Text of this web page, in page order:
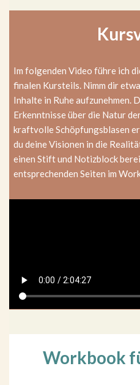
Im folgenden Video führe ich
finalen Kursteils. Nimm dir
Inhalte in Ruhe aufzunehmen.
Erkenntnisse über die Natur
kraftvolle Schöpfungsblasen
du deine Visionen in die
einen Stift und Notizblock
entsprechenden Seiten im
Workbook